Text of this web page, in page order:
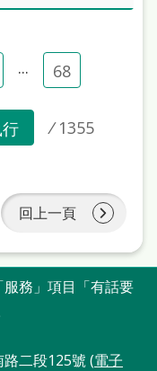
... 68
/ 1355
回上一頁
務」項目「有話要
二段125號 (電子